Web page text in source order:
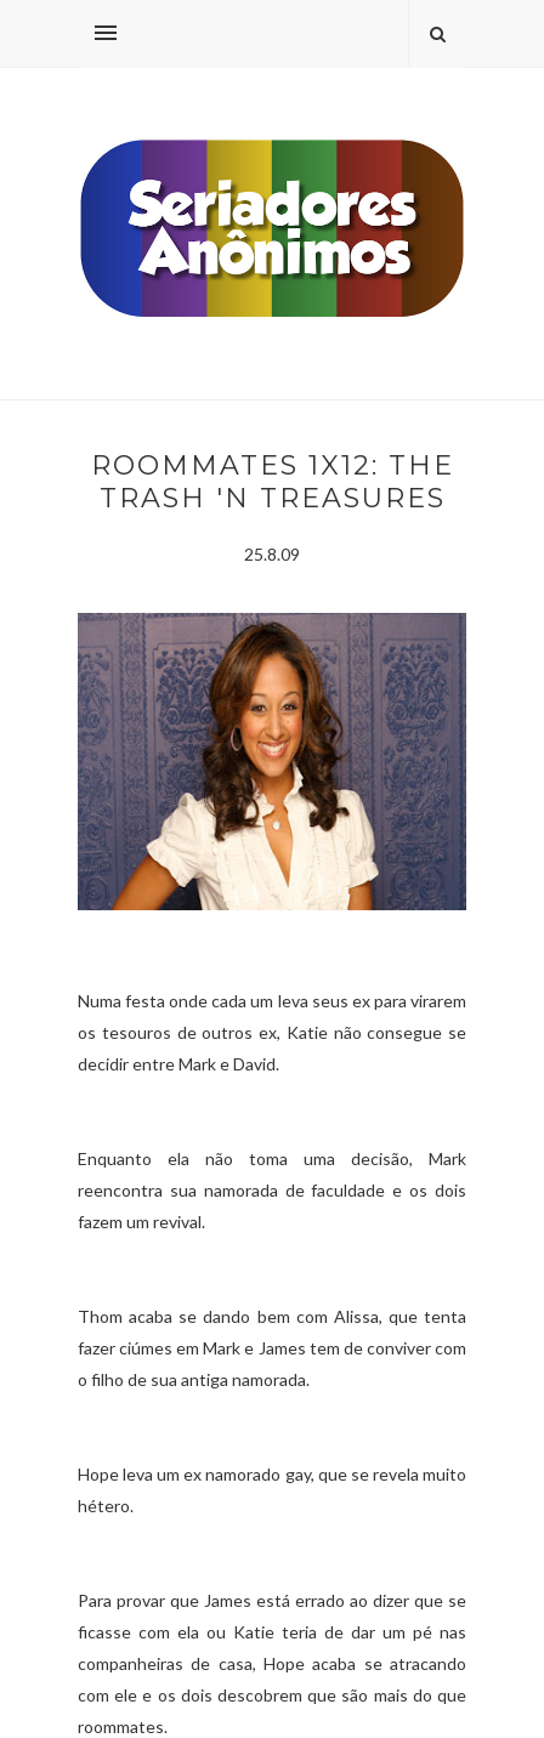
ROOMMATES 1X12: THE
TRASH 'N TREASURES
25.8.09
Numa festa onde cada um leva seus ex para virarem
os tesouros de outros ex, Katie não consegue se
decidir entre Mark e David.
Enquanto ela não toma uma decisão, Mark
reencontra sua namorada de faculdade e os dois
fazem um revival.
Thom acaba se dando bem com Alissa, que tenta
fazer ciúmes em Mark e James tem de conviver com
o filho de sua antiga namorada.
Hope leva um ex namorado gay, que se revela muito
hétero.
Para provar que James está errado ao dizer que se
ficasse com ela ou Katie teria de dar um pé nas
companheiras de casa, Hope acaba se atracando
com ele e os dois descobrem que são mais do que
roommates.